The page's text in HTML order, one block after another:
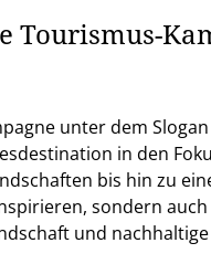
Tourismus-
unter dem Slogan
in den
bis hin zu
sondern
und